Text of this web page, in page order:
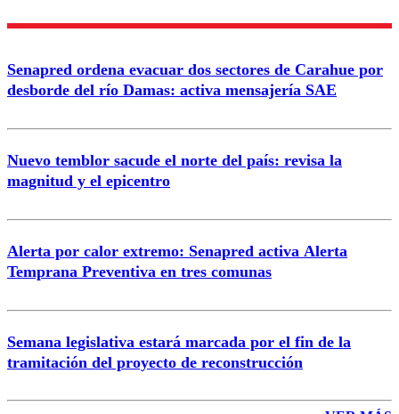
Senapred ordena evacuar dos sectores de Carahue por
desborde del río Damas: activa mensajería SAE
Nuevo temblor sacude el norte del país: revisa la
magnitud y el epicentro
Alerta por calor extremo: Senapred activa Alerta
Temprana Preventiva en tres comunas
Semana legislativa estará marcada por el fin de la
tramitación del proyecto de reconstrucción